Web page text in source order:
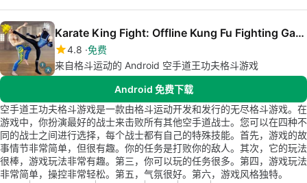
Karate King Fight: Offline Kung Fu Fighting Games
4.8 免费
来自格斗运动的 Android 空手道王功夫格斗游戏
Android 免费下载
空手道王功夫格斗游戏是一款由格斗运动开发和发行的无尽格斗游戏。在
游戏中，你扮演最好的战士来击败所有其他空手道战士。您可以在四种不
同的战士之间进行选择，每个战士都有自己的特殊技能。首先，游戏的故
事情节非常简单，但很有趣。你的任务是打败你的敌人。其次，它的玩法
很棒，游戏玩法非常有趣。第三，你可以玩的任务很多。第四，游戏玩法
非常简单，操控非常轻松。第五，气氛很好。第六，游戏风格独特。